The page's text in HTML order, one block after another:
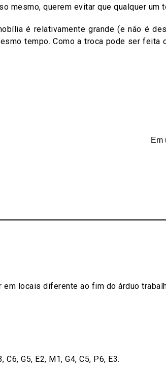
mesmo, querem evitar que qualquer um
é relativamente grande (e não é
tempo. Como a troca pode ser feita
Em
locais diferente ao fim do árduo
C6, G5, E2, M1, G4, C5, P6, E3.